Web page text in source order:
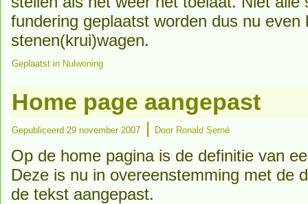
fundering geplaatst worden dus nu even
stenen(krui)wagen.
Geplaatst in Nulwoning
Home page aangepast
Gepubliceerd 29 november 2007 | Door Ronald Serné
Op de home pagina is de definitie van
Deze is nu in overeenstemming met de
de tekst aangepast.